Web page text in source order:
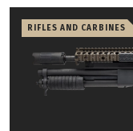
RIFLES AND CARBINES